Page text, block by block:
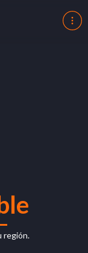
región.